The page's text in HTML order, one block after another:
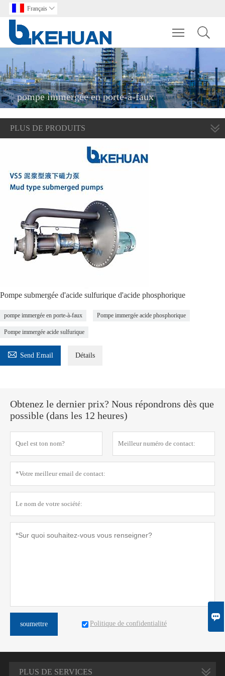
Français 
Toggle
pompe immergée en porte-à-faux
PLUS DE PRODUITS
Pompe submergée d'acide sulfurique d'acide phosphorique
pompe immergée en porte-à-faux Pompe immergée acide phosphorique
Pompe immergée acide sulfurique
 Send Email Détails
Obtenez le dernier prix? Nous répondrons dès que
possible (dans les 12 heures)
soumettre Politique de confidentialité
PLUS DE SERVICES
